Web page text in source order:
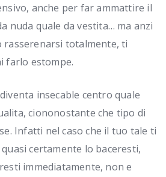
anche per far ammattire il
nuda quale da vestita… ma anzi
rasserenarsi totalmente, ti
farlo estompe.
insecable centro quale
ciononostante che tipo di
Infatti nel caso che il tuo tale ti
certamente lo baceresti,
immediatamente, non e